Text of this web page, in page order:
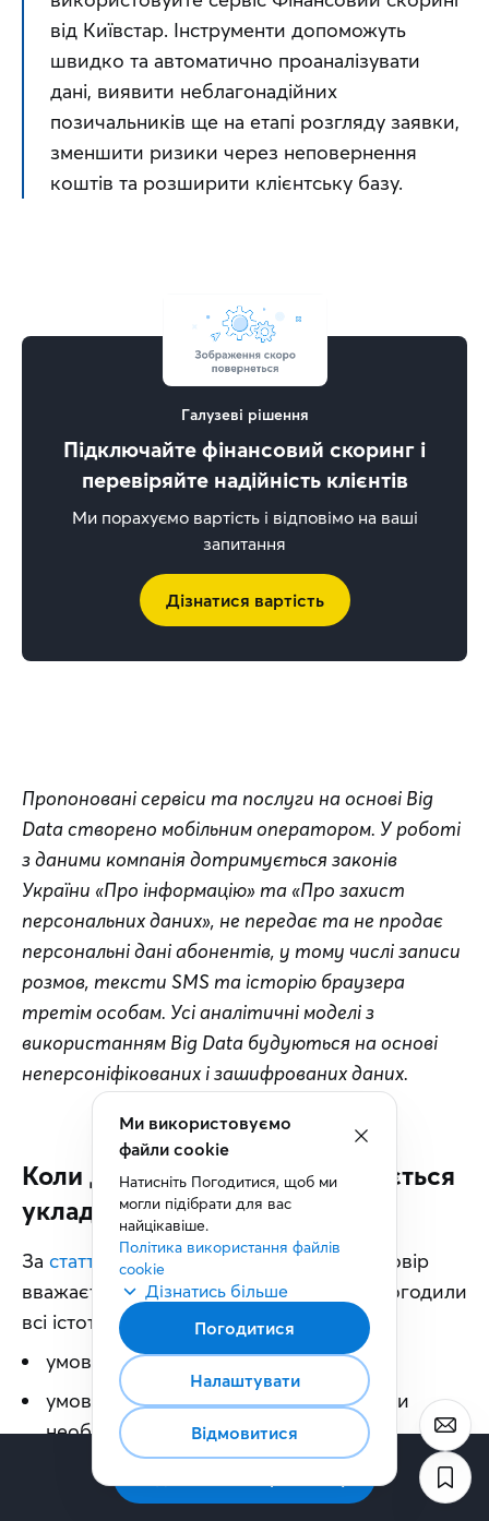
від Київстар. Інструменти допоможуть
швидко та автоматично проаналізувати
дані, виявити неблагонадійних
позичальників ще на етапі розгляду заявки,
зменшити ризики через неповернення
коштів та розширити клієнтську базу.
Галузеві рішення
Підключайте фінансовий скоринг і
перевіряйте надійність клієнтів
Ми порахуємо вартість і відповімо на ваші
запитання
Дізнатися вартість
Пропоновані сервіси та послуги на основі Big
Data створено мобільним оператором. У роботі
з даними компанія дотримується законів
України «Про інформацію» та «Про захист
персональних даних», не передає та не продає
персональні дані абонентів, у тому числі записи
розмов, тексти SMS та історію браузера
третім особам. Усі аналітичні моделі з
використанням Big Data будуються на основі
неперсоніфікованих і зашифрованих даних.
Коли договір поставки вважається
укладеним
За статтею 638 Цивільного кодексу
договір
вважається укладеним, коли сторони погодили
всі істотні умови:
умова про предмет договору;
умови, які закон визначає як істотні чи
необхідні для цього виду договору;
будь-які умови, щодо яких наполягає хоча б
одна сторона.
Ми використовуємо
файли cookie
Натисніть Погодитися, щоб ми
могли підібрати для вас
найцікавіше.
Політика використання файлів
cookie
Дізнатись більше
Погодитися
Налаштувати
Відмовитися